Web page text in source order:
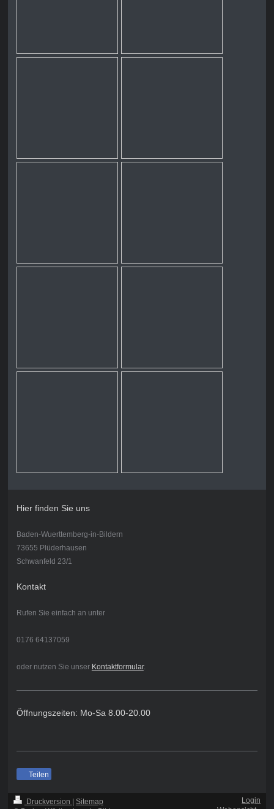
Hier finden Sie uns
Baden-Wuerttemberg-in-Bildern
73655 Plüderhausen
Schwanfeld 23/1
Kontakt
Rufen Sie einfach an unter
0176 64137059
oder nutzen Sie unser Kontaktformular.
Öffnungszeiten: Mo-Sa 8.00-20.00
Teilen
Druckversion
Sitemap
Login